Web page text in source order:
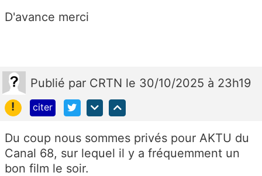
D'avance merci
Publié par CRTN le 30/10/2025 à 23h19
!
citer
Du coup nous sommes privés pour AKTU du
Canal 68, sur lequel il y a fréquemment un
bon film le soir.